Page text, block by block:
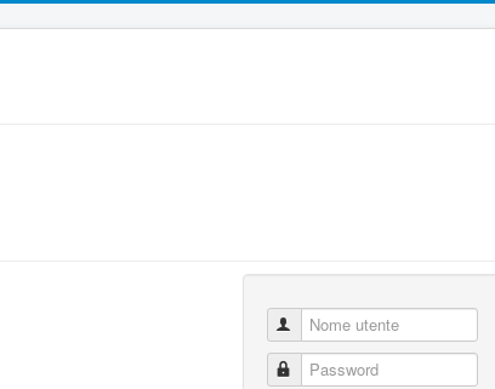
Nome utente
Password